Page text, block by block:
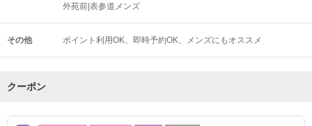
外苑前|表参道メンズ
その他 ポイント利用OK 即時予約OK メンズにもオススメ
クーポン